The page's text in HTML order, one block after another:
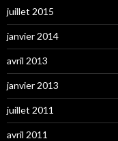
juillet 2015
janvier 2014
avril 2013
janvier 2013
juillet 2011
avril 2011